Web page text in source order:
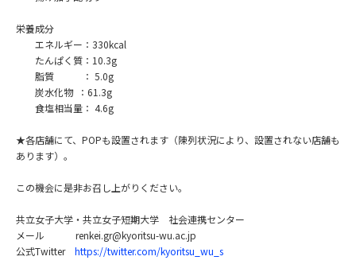
栄養成分
エネルギー：330kcal
たんぱく質：10.3g
脂質 ： 5.0g
炭水化物 ：61.3g
食塩相当量： 4.6g
★各店舗にて、POPも設置されます（陳列状況により、設置されない店舗も
あります）。
この機会に是非お召し上がりください。
共立女子大学・共立女子短期大学 社会連携センター
メール renkei.gr@kyoritsu-wu.ac.jp
公式Twitter https://twitter.com/kyoritsu_wu_s